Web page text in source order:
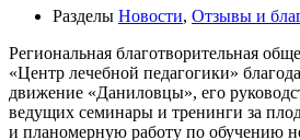
Разделы Новости, Отзывы и
Региональная благотворительная
«Центр лечебной педагогики»
движение «Даниловцы», его
ведущих семинары и тренинги за
и планомерную работу по обучению